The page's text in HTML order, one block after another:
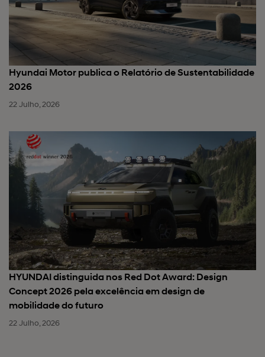
Hyundai Motor publica o Relatório de Sustentabilidade
2026
22 Julho, 2026
HYUNDAI distinguida nos Red Dot Award: Design
Concept 2026 pela excelência em design de
mobilidade do futuro
22 Julho, 2026